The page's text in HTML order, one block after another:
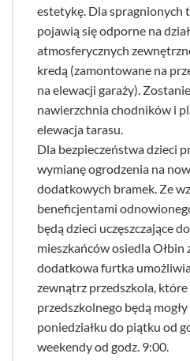
estetykę. Dla spragnionych
pojawią się odporne na
atmosferycznych
kredą (zamontowane na
na elewacji garaży).
nawierzchnia chodników i
elewacja tarasu.
Dla bezpieczeństwa dzieci
wymianę ogrodzenia na
dodatkowych bramek. Ze
beneficjentami
będą dzieci uczęszczające
mieszkańców osiedla
dodatkowa furtka
zewnątrz przedszkola, które
przedszkolnego będą
poniedziałku do piątku od
weekendy od godz. 9:00.